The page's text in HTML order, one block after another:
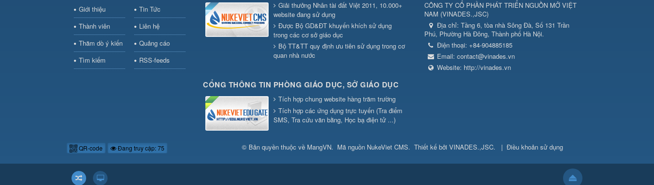
Giới thiệu
Tin Tức
Thành viên
Liên hệ
Thăm dò ý kiến
Quảng cáo
Tìm kiếm
RSS-feeds
Giải thưởng Nhân tài đất Việt 2011, 10.000+
website đang sử dụng
Được Bộ GD&ĐT khuyến khích sử dụng
trong các cơ sở giáo dục
Bộ TT&TT quy định ưu tiên sử dụng trong cơ
quan nhà nước
CỔNG THÔNG TIN PHÒNG GIÁO DỤC, SỞ GIÁO DỤC
Tích hợp chung website hàng trăm trường
Tích hợp các ứng dụng trực tuyến (Tra điểm
SMS, Tra cứu văn bằng, Học bạ điện tử ...)
CÔNG TY CỔ PHẦN PHÁT TRIỂN NGUỒN MỞ VIỆT
NAM (VINADES.,JSC)
Địa chỉ: Tầng 6, tòa nhà Sông Đà, Số 131 Trần
Phú, Phường Hà Đông, Thành phố Hà Nội.
Điện thoại: +84-904885185
Email: contact@vinades.vn
Website: http://vinades.vn
QR-code Đang truy cập: 75 © Bản quyền thuộc về MangVN. Mã nguồn NukeViet CMS. Thiết kế bởi VINADES.,JSC. | Điều khoản sử dụng